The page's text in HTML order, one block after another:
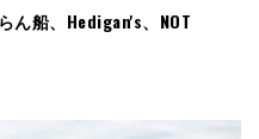
ん船、Hedigan's、NOT